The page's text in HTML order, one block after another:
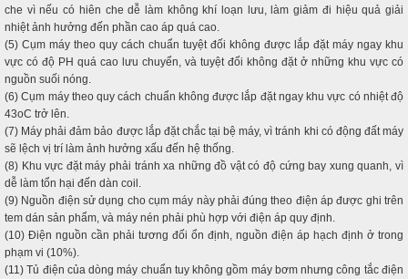
che vì nếu có hiên che dễ làm không khí loạn lưu, làm giảm đi hiệu quả giải
nhiệt ảnh hưởng đến phần cao áp quá cao.
(5) Cụm máy theo quy cách chuẩn tuyệt đối không được lắp đặt máy ngay khu
vực có độ PH quá cao lưu chuyển, và tuyệt đối không đặt ở những khu vực có
nguồn suối nóng.
(6) Cụm máy theo quy cách chuẩn không được lắp đặt ngay khu vực có nhiệt độ
43oC trở lên.
(7) Máy phải đảm bảo được lắp đặt chắc tại bệ máy, vì tránh khi có động đất máy
sẽ lệch vị trí làm ảnh hưởng xấu đến hệ thống.
(8) Khu vực đặt máy phải tránh xa những đồ vật có độ cứng bay xung quanh, vì
dễ làm tổn hại đến dàn coil.
(9) Nguồn điện sử dụng cho cụm máy này phải đúng theo điện áp được ghi trên
tem dán sản phẩm, và máy nén phải phù hợp với điện áp quy định.
(10) Điện nguồn cần phải tương đối ổn định, nguồn điện áp hạch định ở trong
phạm vi (10%).
(11) Tủ điện của dòng máy chuẩn tuy không gồm máy bơm nhưng công tắc điện